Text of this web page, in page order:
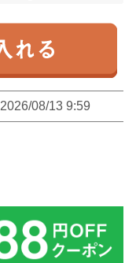
2026/08/13 9:59